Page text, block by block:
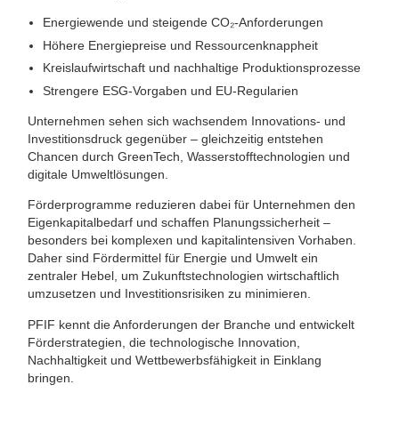
Energiewende und steigende CO₂-Anforderungen
Höhere Energiepreise und Ressourcenknappheit
Kreislaufwirtschaft und nachhaltige Produktionsprozesse
Strengere ESG-Vorgaben und EU-Regularien
Unternehmen sehen sich wachsendem Innovations- und
Investitionsdruck gegenüber – gleichzeitig entstehen
Chancen durch GreenTech, Wasserstofftechnologien und
digitale Umweltlösungen.
Förderprogramme reduzieren dabei für Unternehmen den
Eigenkapitalbedarf und schaffen Planungssicherheit –
besonders bei komplexen und kapitalintensiven Vorhaben.
Daher sind Fördermittel für Energie und Umwelt ein
zentraler Hebel, um Zukunftstechnologien wirtschaftlich
umzusetzen und Investitionsrisiken zu minimieren.
PFIF kennt die Anforderungen der Branche und entwickelt
Förderstrategien, die technologische Innovation,
Nachhaltigkeit und Wettbewerbsfähigkeit in Einklang
bringen.